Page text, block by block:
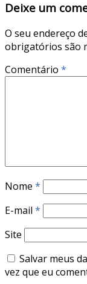
Deixe um
O seu endereço
obrigatórios são
Comentário *
Nome *
E-mail *
Site
Salvar meus
vez que eu